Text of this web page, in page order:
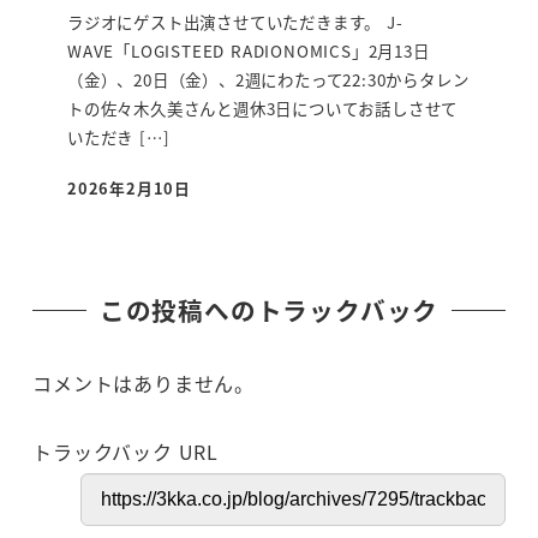
ラジオにゲスト出演させていただきます。 J-
WAVE「LOGISTEED RADIONOMICS」2月13日
（金）、20日（金）、2週にわたって22:30からタレン
トの佐々木久美さんと週休3日についてお話しさせて
いただき […]
投稿日
2026年2月10日
この投稿へのトラックバック
コメントはありません。
トラックバック URL